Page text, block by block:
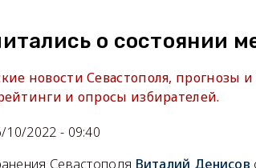
о состоянии
новости Севастополя, прогнозы
и опросы избирателей.
10/2022 - 09:40
Севастополя Виталий Денисов